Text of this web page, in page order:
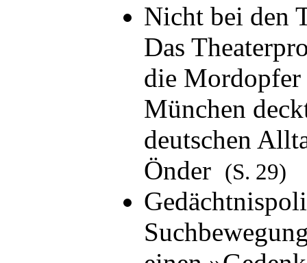
Nicht bei den
Das
die
München
deutschen
Önder (S. 29)